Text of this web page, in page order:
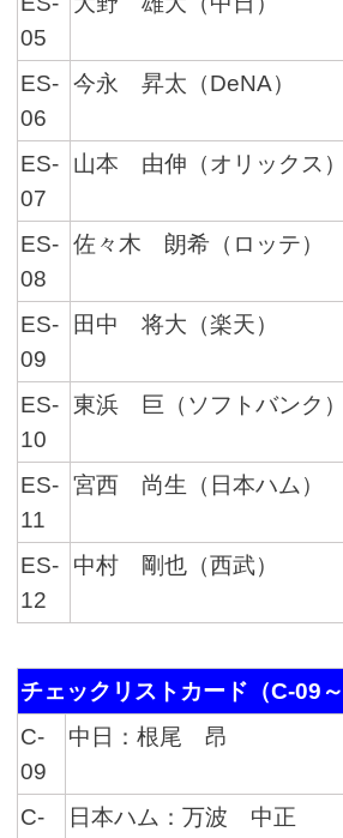
05
ES-
06
今永 昇太（DeNA）
ES-
07
山本 由伸（オリックス）
ES-
08
佐々木 朗希（ロッテ）
ES-
09
田中 将大（楽天）
ES-
10
東浜 巨（ソフトバンク）
ES-
11
宮西 尚生（日本ハム）
ES-
12
中村 剛也（西武）
チェックリストカード（C-09
C-
09
中日：根尾 昂
C-
日本ハム：万波 中正